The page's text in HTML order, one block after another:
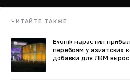
ЧИТАЙТЕ ТАКЖЕ
Evonik нарастил
перебоям у азиатских
добавки для ЛКМ вырос